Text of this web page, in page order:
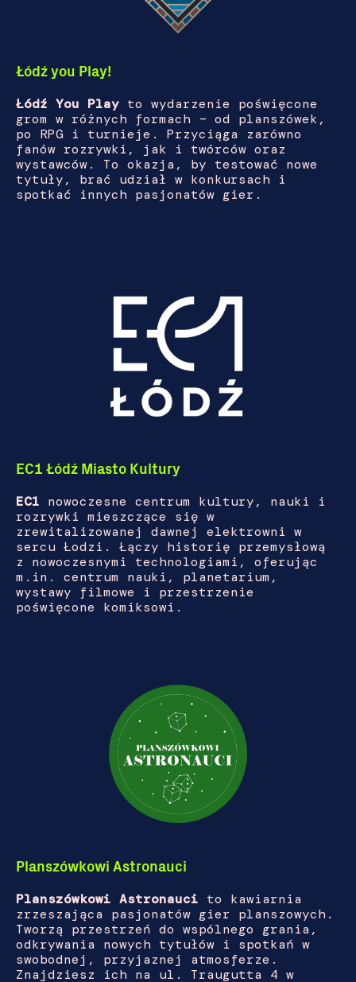
Łódź you Play!
Łódź You Play to wydarzenie poświęcone
grom w różnych formach – od planszówek,
po RPG i turnieje. Przyciąga zarówno
fanów rozrywki, jak i twórców oraz
wystawców. To okazja, by testować nowe
tytuły, brać udział w konkursach i
spotkać innych pasjonatów gier.
EC1 Łódź Miasto Kultury
EC1 nowoczesne centrum kultury, nauki i
rozrywki mieszczące się w
zrewitalizowanej dawnej elektrowni w
sercu Łodzi. Łączy historię przemysłową
z nowoczesnymi technologiami, oferując
m.in. centrum nauki, planetarium,
wystawy filmowe i przestrzenie
poświęcone komiksowi.
Planszówkowi Astronauci
Planszówkowi Astronauci to kawiarnia
zrzeszająca pasjonatów gier planszowych.
Tworzą przestrzeń do wspólnego grania,
odkrywania nowych tytułów i spotkań w
swobodnej, przyjaznej atmosferze.
Znajdziesz ich na ul. Traugutta 4 w